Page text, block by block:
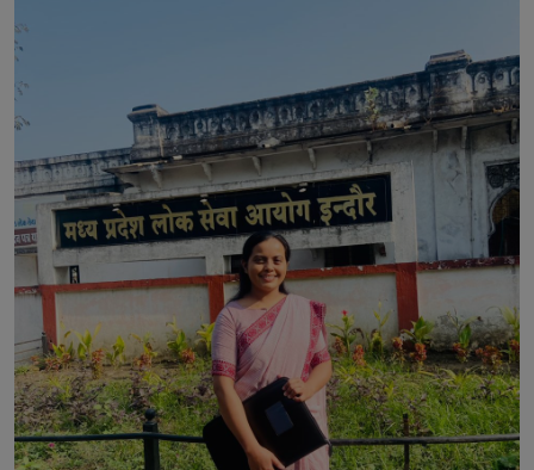
बॉलीवुड
धर्म
राजनीति
क्रिकेट